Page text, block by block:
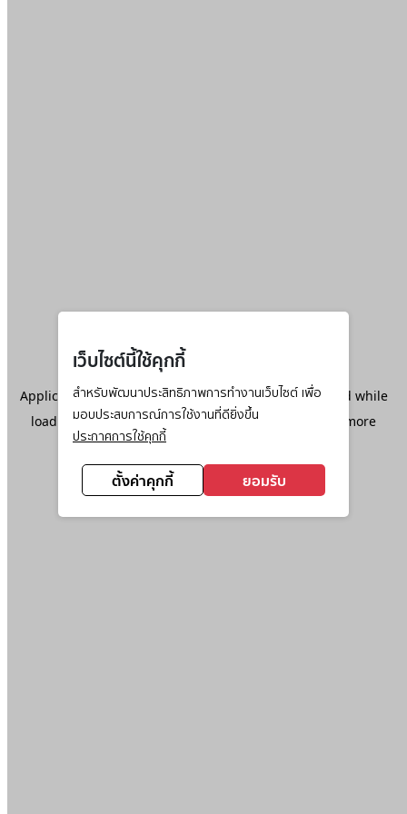
เว็บไซต์นี้ใช้คุกกี้
สำหรับพัฒนาประสิทธิภาพการทำงานเว็บไซต์ เพื่อ
มอบประสบการณ์การใช้งานที่ดียิ่งขึ้น
ประกาศการใช้คุกกี้
ตั้งค่าคุกกี้ ยอมรับ
Application error: aclient-side exception has occurred while
loadingwww.ktc.co.th(see the browser console
for more
information).